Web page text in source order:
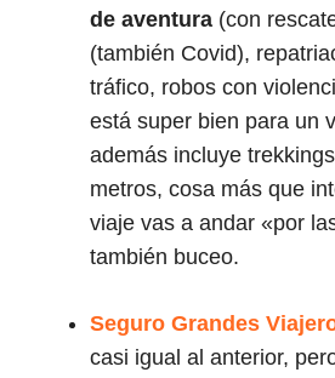
de aventura (con
(también Covid),
tráfico, robos con
está super bien para un
además incluye
metros, cosa más que
viaje vas a andar «por
también buceo.
Seguro Grandes
casi igual al anterior,